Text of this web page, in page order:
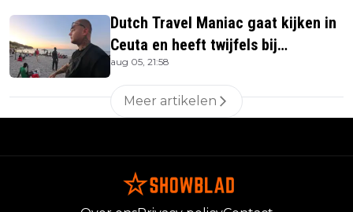
Dutch Travel Maniac gaat kijken in
Ceuta en heeft twijfels bij
berichtgeving media
aug 05, 21:58
Meer artikelen